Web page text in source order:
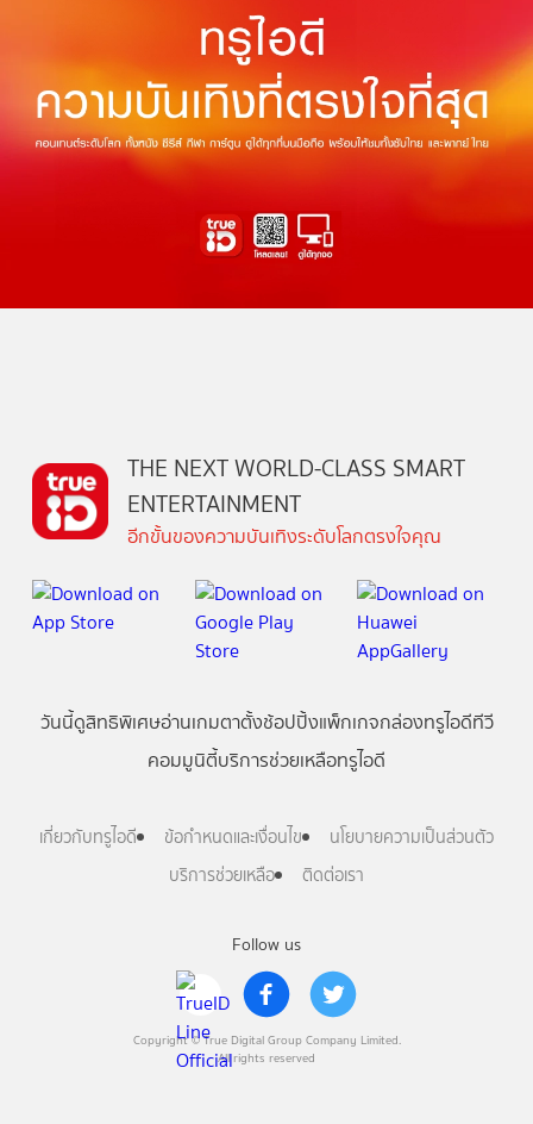
Follow us
Copyright © True Digital Group Company Limited.
All rights reserved
THE NEXT WORLD-CLASS SMART
ENTERTAINMENT
อีกขั้นของความบันเทิงระดับโลกตรงใจคุณ
วันนี้ดูสิทธิพิเศษอ่านเกมตาตั้งช้อปปิ้งแพ็กเกจกล่องทรูไอดีทีวี
คอมมูนิตี้บริการช่วยเหลือทรูไอดี
เกี่ยวกับทรูไอดี ข้อกำหนดและเงื่อนไข
นโยบายความเป็นส่วนตัว
บริการช่วยเหลือ
ติดต่อเรา